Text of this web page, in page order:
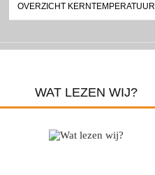
OVERZICHT KERNTEMPERATUUR
WAT LEZEN WIJ?